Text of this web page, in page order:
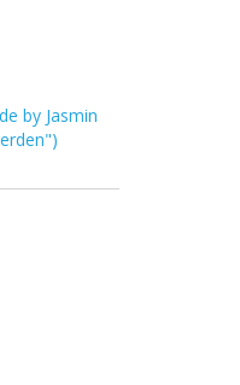
by Jasmin